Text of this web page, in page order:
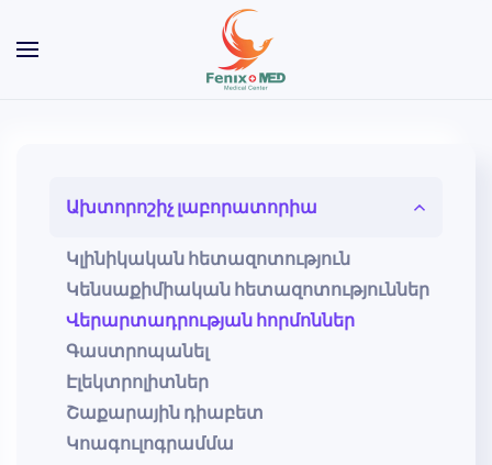
Skip to main content
Ախտորոշիչ լաբորատորիա
Կլինիկական հետազոտություն
Կենսաքիմիական հետազոտություններ
Վերարտադրության հորմոններ
Գաստրոպանել
Էլեկտրոլիտներ
Շաքարային դիաբետ
Կոագուլոգրամմա